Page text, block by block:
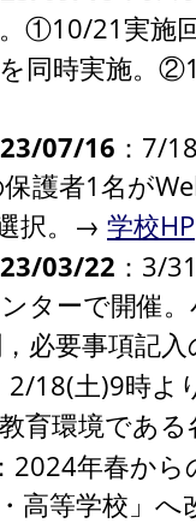
①10/21実施
同時実施。
07/16 ：7/
保護者1名が
択。→ 学校HP
03/22 ：3/
ターで開催
必要事項記
2/18(土)9時よ
育環境であ
：2024年春か
高等学校」